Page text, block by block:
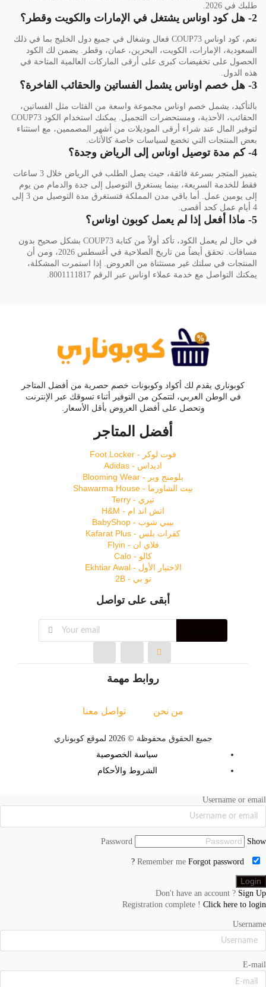
طلبك في 2026.
2- هل كود اوناس يشتغل في الإمارات والكويت وقطر؟
نعم، كود اوناس COUP73 فعال وشغال في جميع دول الخليج بما في ذلك
السعودية، الإمارات، الكويت، البحرين، عمان، وقطر. يضمن لك الكود
الحصول على تخفيضات كبرى على أرقى الماركات العالمية المتاحة في
هذه الدول.
3- هل خصم اوناس يشمل الفساتين والحقائب الفاخرة؟
بالتأكيد، يشمل خصم اوناس مجموعة واسعة من الفئات مثل الفساتين،
الحقائب، الأحذية، ومستحضرات التجميل. يمكنك استخدام الكود COUP73
لتوفير المال عند شراء أرقى الموديلات من أشهر المصممين، مع استثناء
بعض المنتجات التي تخضع لسياسات خاصة كالأثاث.
4- كم مدة توصيل اوناس إلى الرياض وجدة؟
يتميز المتجر بسرعة فائقة، حيث يصل الطلب في الرياض خلال 3 ساعات
فقط للخدمة السريعة، بينما يستغرق التوصيل إلى جدة والدمام من يوم
إلى يومين عمل. أما باقي مدن المملكة فتستغرق مدة التوصيل من 3 إلى
4 أيام عمل كحد أقصى.
5- ماذا أفعل إذا لم يعمل كوبون اوناس؟
في حال لم يعمل الكود، تأكد أولاً من كتابة COUP73 بشكل صحيح بدون
مسافات. تحقق أيضاً من تاريخ الصلاحية في أغسطس 2026، ومن أن
المنتجات في سلتك غير مستثناة من العروض. إذا استمرت المشكلة،
يمكنك التواصل مع خدمة عملاء اوناس عبر الرقم 8001111817.
كوبوناري يقدم لك أكواد وكوبونات خصم حصرية من أفضل المتاجر
في الوطن العربي، لتتمكن من التوفير أثناء تسوقك عبر الإنترنت
وتحصل على أفضل العروض بأقل الأسعار.
أفضل المتاجر
فوت لوكر - Foot Locker
اديداس - Adidas
بلومنج وير - Blooming Wear
بيت الشاورما - Shawarma House
تيري - Terry
اتش اند ام - H&M
بيبي شوب - BabyShop
كفرات بلس - Kafarat Plus
فلاي ان - Flyin
كالو - Calo
الاختيار الأول - Ekhtiar Awal
تو بي - 2B
أبقى على تواصل
روابط مهمة
من نحن تواصل معنا
جميع الحقوق محفوظة © 2026 لموقع كوبوناري
سياسة الخصوصية
الشروط والأحكام
Username or email
Password Show
Forgot password ?
Don't have an account ? Sign Up
Registration complete ! Click here to login
Username
E-mail